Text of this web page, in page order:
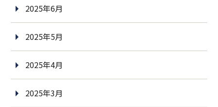
2025年6月
2025年5月
2025年4月
2025年3月